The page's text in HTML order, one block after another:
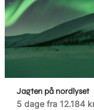
Jagten på nordlyset
5 dage fra 12.184